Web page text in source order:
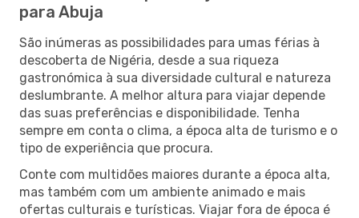
para Abuja
São inúmeras as possibilidades para umas férias à
descoberta de Nigéria, desde a sua riqueza
gastronómica à sua diversidade cultural e natureza
deslumbrante. A melhor altura para viajar depende
das suas preferências e disponibilidade. Tenha
sempre em conta o clima, a época alta de turismo e o
tipo de experiência que procura.
Conte com multidões maiores durante a época alta,
mas também com um ambiente animado e mais
ofertas culturais e turísticas. Viajar fora de época é